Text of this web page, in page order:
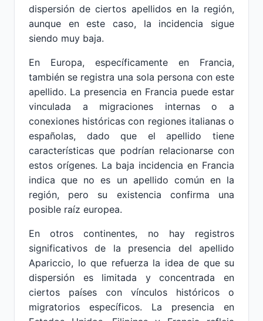
dispersión de ciertos apellidos en la región,
aunque en este caso, la incidencia sigue
siendo muy baja.
En Europa, específicamente en Francia,
también se registra una sola persona con este
apellido. La presencia en Francia puede estar
vinculada a migraciones internas o a
conexiones históricas con regiones italianas o
españolas, dado que el apellido tiene
características que podrían relacionarse con
estos orígenes. La baja incidencia en Francia
indica que no es un apellido común en la
región, pero su existencia confirma una
posible raíz europea.
En otros continentes, no hay registros
significativos de la presencia del apellido
Apariccio, lo que refuerza la idea de que su
dispersión es limitada y concentrada en
ciertos países con vínculos históricos o
migratorios específicos. La presencia en